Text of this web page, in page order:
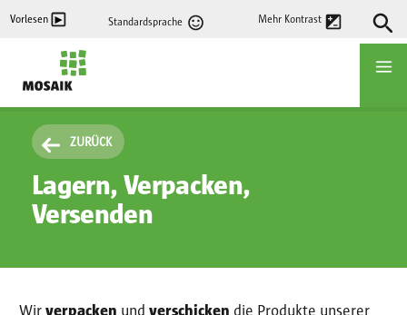
Vorlesen Standardsprache Mehr Kontrast
ZURÜCK
Lagern, Verpacken,
Versenden
Wir verpacken und verschicken die Produkte unserer